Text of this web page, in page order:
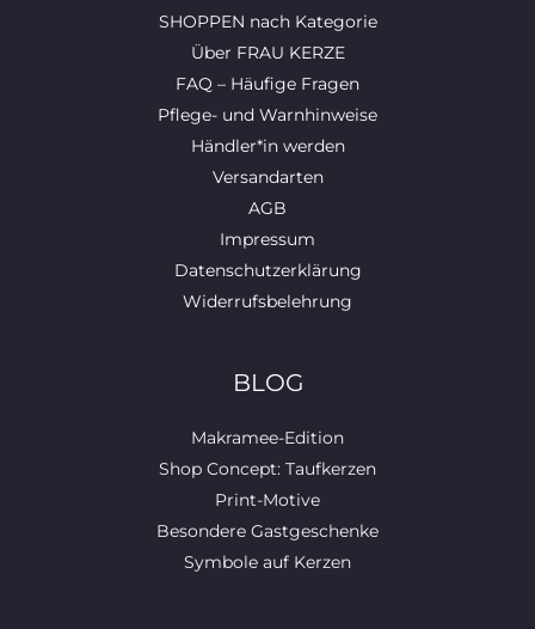
SHOPPEN nach Kategorie
Über FRAU KERZE
FAQ – Häufige Fragen
Pflege- und Warnhinweise
Händler*in werden
Versandarten
AGB
Impressum
Datenschutzerklärung
Widerrufsbelehrung
BLOG
Makramee-Edition
Shop Concept: Taufkerzen
Print-Motive
Besondere Gastgeschenke
Symbole auf Kerzen